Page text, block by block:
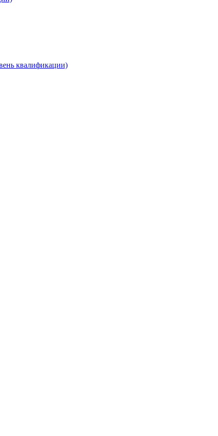
квалификации)